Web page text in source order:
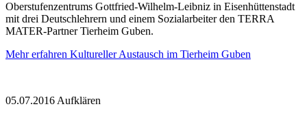
Oberstufenzentrums Gottfried-Wilhelm-Leibniz in Eisenhüttenstadt
mit drei Deutschlehrern und einem Sozialarbeiter den TERRA
MATER-Partner Tierheim Guben.
Mehr erfahren Kultureller Austausch im Tierheim Guben
05.07.2016 Aufklären